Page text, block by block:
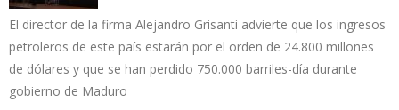
El director de la firma Alejandro Grisanti advierte que los ingresos
petroleros de este país estarán por el orden de 24.800 millones
de dólares y que se han perdido 750.000 barriles-día durante
gobierno de Maduro